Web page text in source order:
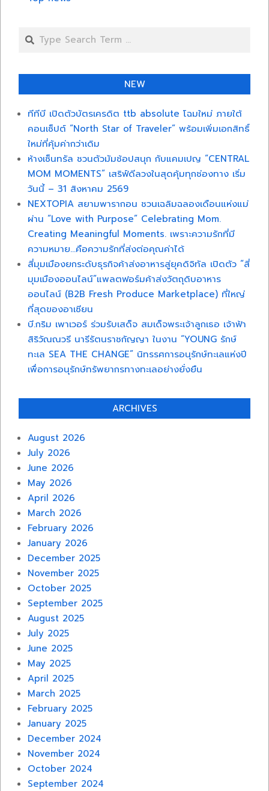
Search
NEW
ทีทีบี เปิดตัวบัตรเครดิต ttb absolute โฉมใหม่ ภายใต้
คอนเซ็ปต์ “North Star of Traveler” พร้อมเพิ่มเอกสิทธิ์
ใหม่ที่คุ้มค่ากว่าเดิม
ห้างเซ็นทรัล ชวนตัวมัมช้อปสนุก กับแคมเปญ “CENTRAL
MOM MOMENTS” เสริฟ์ดีลวงในสุดคุ้มทุกช่องทาง เริ่ม
วันนี้ – 31 สิงหาคม 2569
NEXTOPIA สยามพารากอน ชวนเฉลิมฉลองเดือนแห่งแม่
ผ่าน “Love with Purpose” Celebrating Mom.
Creating Meaningful Moments. เพราะความรักที่มี
ความหมาย…คือความรักที่ส่งต่อคุณค่าได้
สี่มุมเมืองยกระดับธุรกิจค้าส่งอาหารสู่ยุคดิจิทัล เปิดตัว “สี่
มุมเมืองออนไลน์”แพลตฟอร์มค้าส่งวัตถุดิบอาหาร
ออนไลน์ (B2B Fresh Produce Marketplace) ที่ใหญ่
ที่สุดของอาเซียน
บี.กริม เพาเวอร์ ร่วมรับเสด็จ สมเด็จพระเจ้าลูกเธอ เจ้าฟ้า
สิริวัณณวรี นารีรัตนราชกัญญา ในงาน “YOUNG รักษ์
ทะเล SEA THE CHANGE” นิทรรศการอนุรักษ์ทะเลแห่งปี
เพื่อการอนุรักษ์ทรัพยากรทางทะเลอย่างยั่งยืน
ARCHIVES
August 2026
July 2026
June 2026
May 2026
April 2026
March 2026
February 2026
January 2026
December 2025
November 2025
October 2025
September 2025
August 2025
July 2025
June 2025
May 2025
April 2025
March 2025
February 2025
January 2025
December 2024
November 2024
October 2024
September 2024